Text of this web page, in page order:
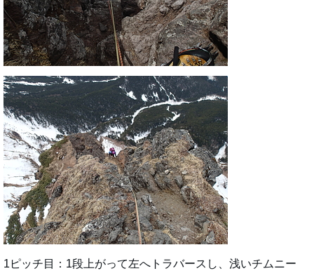
1ピッチ目：1段上がって左へトラバースし、浅いチムニー